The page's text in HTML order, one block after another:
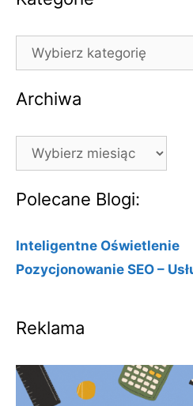
Kategorie
Archiwa
Archiwa
Polecane Blogi:
Inteligentne Oświetlenie
Pozycjonowanie SEO –
Reklama